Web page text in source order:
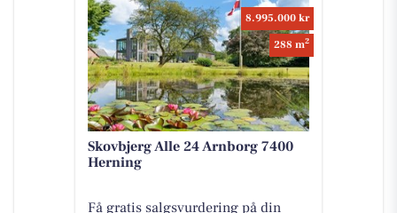
8.995.000 kr
288 m2
Skovbjerg Alle 24 Arnborg 7400
Herning
Få gratis salgsvurdering på din